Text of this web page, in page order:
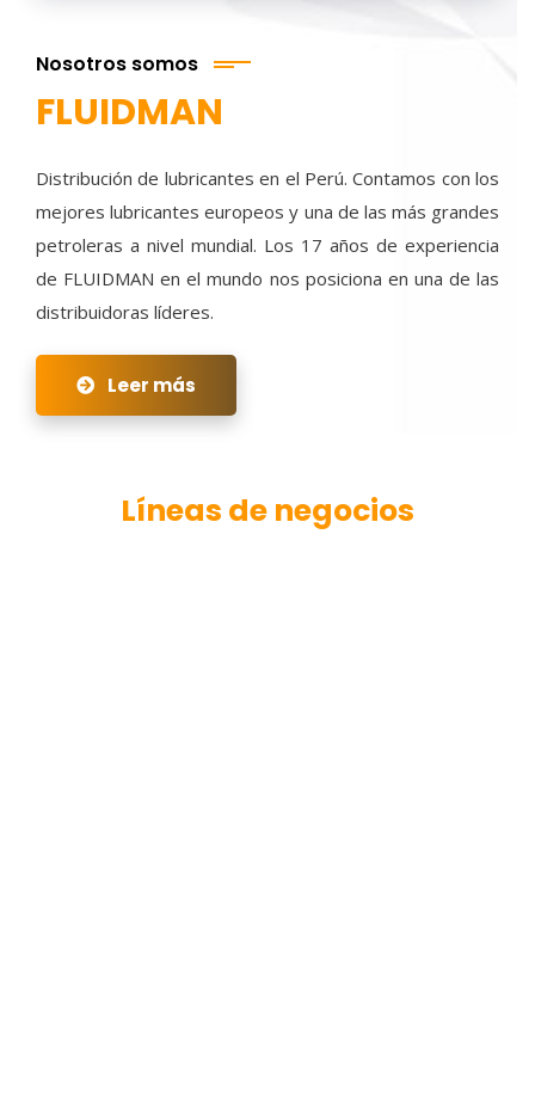
Nosotros somos
FLUIDMAN
Distribución de lubricantes en el Perú. Contamos con los
mejores lubricantes europeos y una de las más grandes
petroleras a nivel mundial. Los 17 años de experiencia
de FLUIDMAN en el mundo nos posiciona en una de las
distribuidoras líderes.
Leer más
Líneas de negocios